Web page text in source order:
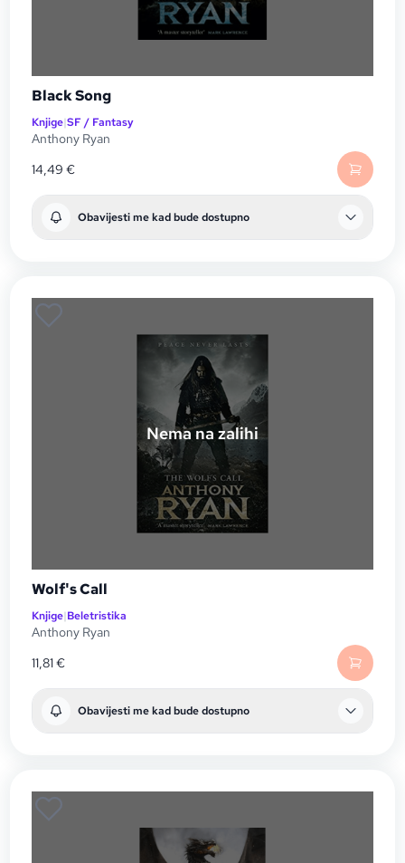
Black Song
Knjige|SF / Fantasy
Anthony Ryan
14,49€
Obavijesti me kad bude dostupno
Nema na zalihi
Wolf's Call
Knjige|Beletristika
Anthony Ryan
11,81€
Obavijesti me kad bude dostupno